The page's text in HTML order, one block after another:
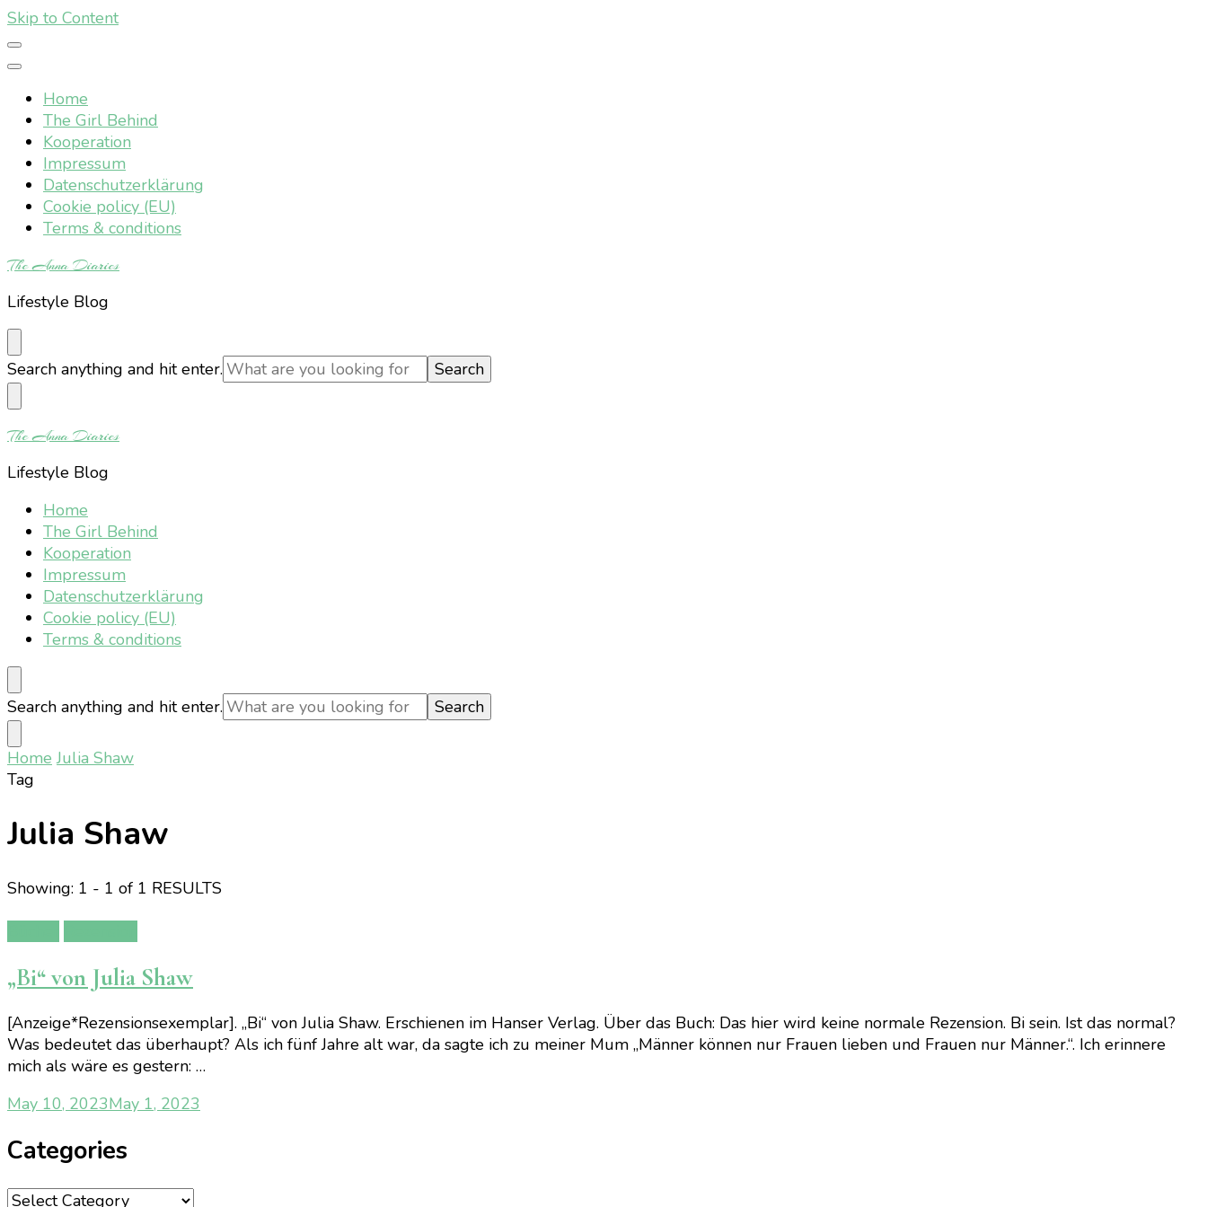
Skip to Content
Home
The Girl Behind
Kooperation
Impressum
Datenschutzerklärung
Cookie policy (EU)
Terms & conditions
The Anna Diaries
Lifestyle Blog
Looking
for
Something?
Search anything and hit enter.
The Anna Diaries
Lifestyle Blog
Home
The Girl Behind
Kooperation
Impressum
Datenschutzerklärung
Cookie policy (EU)
Terms & conditions
Looking
for
Something?
Search anything and hit enter.
Home Julia Shaw
Tag
Julia Shaw
Showing: 1 - 1 of 1 RESULTS
„Bi“ von Julia Shaw
[Anzeige*Rezensionsexemplar]. „Bi“ von Julia Shaw. Erschienen im Hanser Verlag. Über das Buch: Das hier wird keine normale Rezension. Bi sein. Ist das normal?
Was bedeutet das überhaupt? Als ich fünf Jahre alt war, da sagte ich zu meiner Mum „Männer können nur Frauen lieben und Frauen nur Männer.“. Ich erinnere
mich als wäre es gestern: …
May 10, 2023May 1, 2023
Categories
Categories